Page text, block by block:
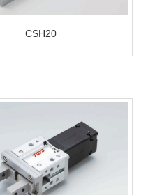
CSH20